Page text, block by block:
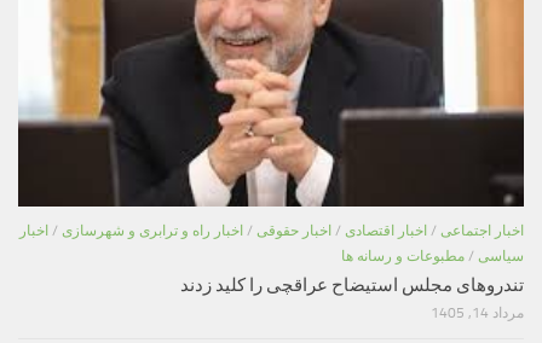
اخبار اجتماعی / اخبار اقتصادی / اخبار حقوقی / اخبار راه و ترابری و شهرسازی / اخبار
سیاسی / مطبوعات و رسانه ها
تندروهای مجلس استیضاح عراقچی را کلید زدند
مرداد 14, 1405